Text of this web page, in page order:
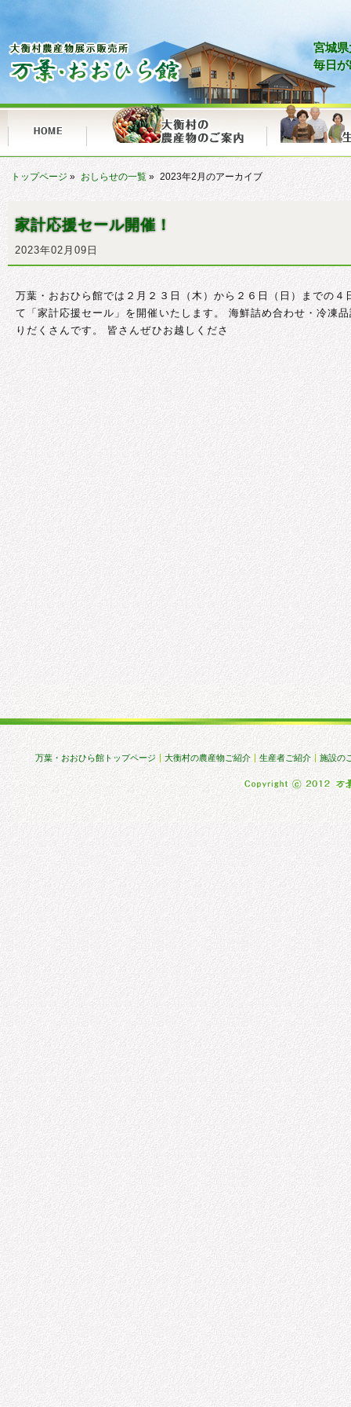
宮城
毎日
トップページ » おしらせの一覧 » 2023年2月のアーカイブ
家計応援セール開催！
2023年02月09日
万葉・おおひら館では２月２３日（木）から２６日（日）までの
て「家計応援セール」を開催いたします。 海鮮詰め合わせ・冷凍
りだくさんです。 皆さんぜひお越しくださ
万葉・おおひら館トップページ 大衡村の農産物ご紹介 生産者ご紹介 施設の